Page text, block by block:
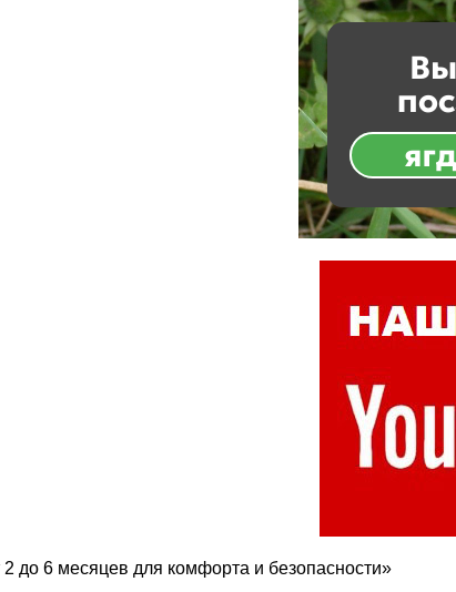
до 6 месяцев для комфорта и безопасности»